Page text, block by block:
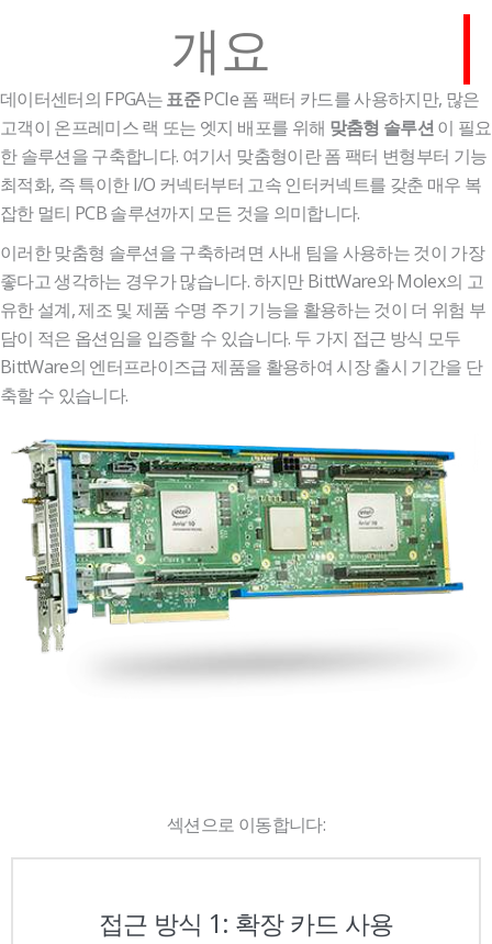
개요
데이터센터의 FPGA는 표준PCIe 폼 팩터 카드를 사용하지만, 많은
고객이 온프레미스 랙 또는 엣지 배포를 위해 맞춤형 솔루션 이 필요
한 솔루션을 구축합니다. 여기서 맞춤형이란 폼 팩터 변형부터 기능
최적화, 즉 특이한 I/O 커넥터부터 고속 인터커넥트를 갖춘 매우 복
잡한 멀티 PCB 솔루션까지 모든 것을 의미합니다.
이러한 맞춤형 솔루션을 구축하려면 사내 팀을 사용하는 것이 가장
좋다고 생각하는 경우가 많습니다. 하지만 BittWare와 Molex의 고
유한 설계, 제조 및 제품 수명 주기 기능을 활용하는 것이 더 위험 부
담이 적은 옵션임을 입증할 수 있습니다. 두 가지 접근 방식 모두
BittWare의 엔터프라이즈급 제품을 활용하여 시장 출시 기간을 단
축할 수 있습니다.
섹션으로 이동합니다:
접근 방식 1: 확장 카드 사용